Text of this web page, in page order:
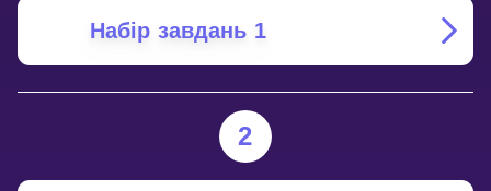
Набір завдань 1
2